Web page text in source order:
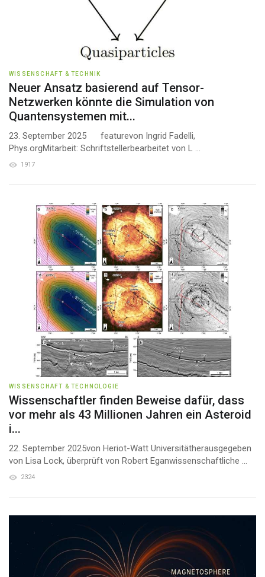
WISSENSCHAFT & TECHNIK
Neuer Ansatz basierend auf Tensor-
Netzwerken könnte die Simulation von
Quantensystemen mit...
23. September 2025 featurevon Ingrid Fadelli,
Phys.orgMitarbeit: Schriftstellerbearbeitet von L ...
1917
WISSENSCHAFT & TECHNOLOGIE
Wissenschaftler finden Beweise dafür, dass
vor mehr als 43 Millionen Jahren ein Asteroid
i...
22. September 2025von Heriot-Watt Universitätherausgegeben
von Lisa Lock, überprüft von Robert Eganwissenschaftliche ...
2324